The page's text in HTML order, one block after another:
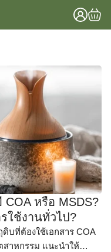
COA หรือ MSDS?
ใช้งานทั่วไป?
ดิบที่ต้องใช้เอกสาร COA
สาหกรรม แนะนำให้